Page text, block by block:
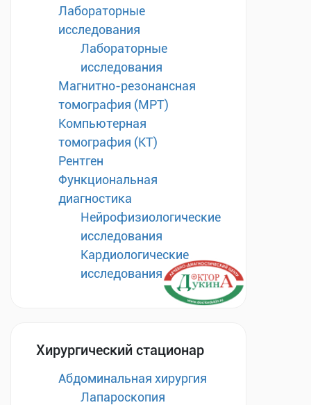
Лабораторные
исследования
Лабораторные
исследования
Магнитно-резонансная
томография (МРТ)
Компьютерная
томография (КТ)
Рентген
Функциональная
диагностика
Нейрофизиологические
исследования
Кардиологические
исследования
Хирургический стационар
Абдоминальная хирургия
Лапароскопия